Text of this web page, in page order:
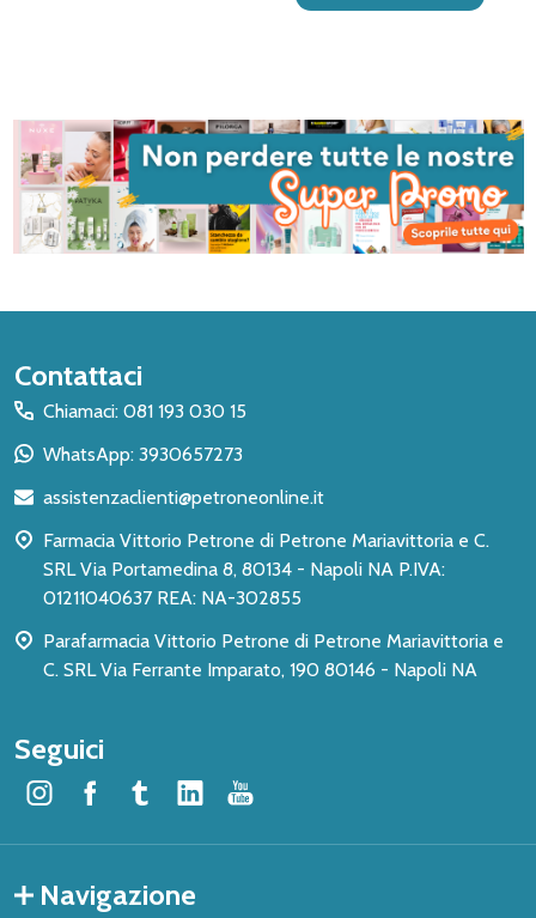
Inizio
del
piè
pagina
Contattaci
Chiamaci: 081 193 030 15
WhatsApp: 3930657273
assistenzaclienti@petroneonline.it
Farmacia Vittorio Petrone di Petrone Mariavittoria e C.
SRL Via Portamedina 8, 80134 - Napoli NA P.IVA:
01211040637 REA: NA-302855
Parafarmacia Vittorio Petrone di Petrone Mariavittoria e
C. SRL Via Ferrante Imparato, 190 80146 - Napoli NA
Seguici
Navigazione